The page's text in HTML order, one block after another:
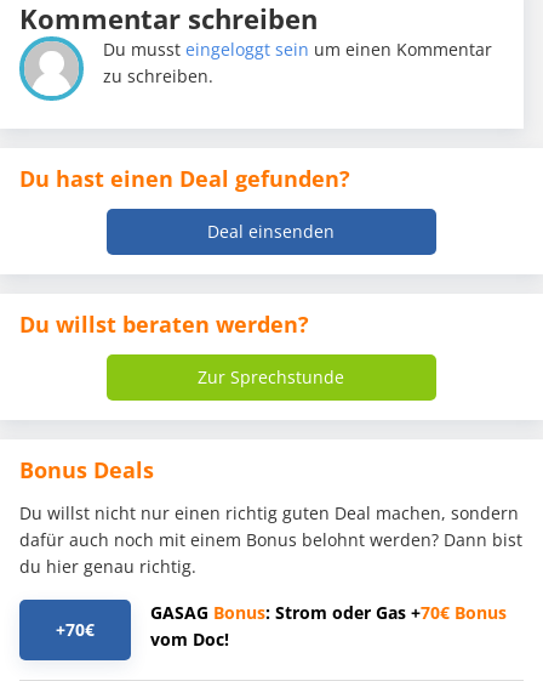
Kommentar schreiben
Du mussteingeloggt sein um einen Kommentar
zu schreiben.
Du hast einen Deal gefunden?
Deal einsenden
Du willst beraten werden?
Zur Sprechstunde
Bonus Deals
Du willst nicht nur einen richtig guten Deal machen, sondern
dafür auch noch mit einem Bonus belohnt werden? Dann bist
du hier genau richtig.
+70€
GASAG Bonus: Strom oder Gas +70€ Bonus
vom Doc!